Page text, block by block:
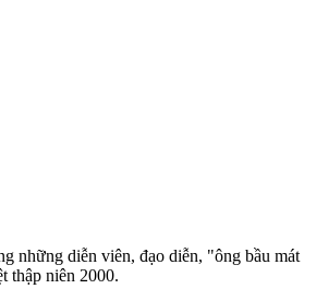
những diễn viên, đạo diễn, "ông bầu mát
thập niên 2000.